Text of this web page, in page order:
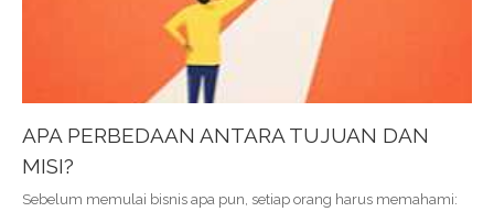
APA PERBEDAAN ANTARA TUJUAN DAN
MISI?
Sebelum memulai bisnis apa pun, setiap orang harus memahami: